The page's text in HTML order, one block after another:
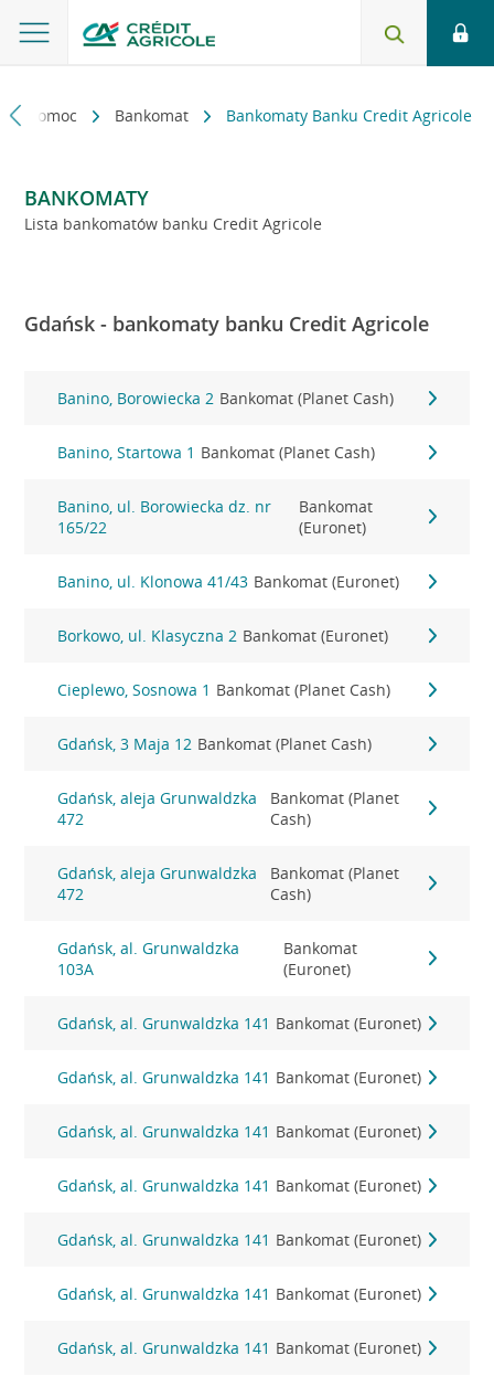
i pomoc Bankomat Bankomaty Banku Credit Agricole
BANKOMATY
Lista bankomatów banku Credit Agricole
Gdańsk - bankomaty banku Credit Agricole
Banino, Borowiecka 2 Bankomat (Planet Cash)
Banino, Startowa 1 Bankomat (Planet Cash)
Banino, ul. Borowiecka dz. nr
165/22
Bankomat
(Euronet)
Banino, ul. Klonowa 41/43 Bankomat (Euronet)
Borkowo, ul. Klasyczna 2 Bankomat (Euronet)
Cieplewo, Sosnowa 1 Bankomat (Planet Cash)
Gdańsk, 3 Maja 12 Bankomat (Planet Cash)
Gdańsk, aleja Grunwaldzka
472
Bankomat (Planet
Cash)
Gdańsk, aleja Grunwaldzka
472
Bankomat (Planet
Cash)
Gdańsk, al. Grunwaldzka
103A
Bankomat
(Euronet)
Gdańsk, al. Grunwaldzka 141 Bankomat (Euronet)
Gdańsk, al. Grunwaldzka 141 Bankomat (Euronet)
Gdańsk, al. Grunwaldzka 141 Bankomat (Euronet)
Gdańsk, al. Grunwaldzka 141 Bankomat (Euronet)
Gdańsk, al. Grunwaldzka 141 Bankomat (Euronet)
Gdańsk, al. Grunwaldzka 141 Bankomat (Euronet)
Gdańsk, al. Grunwaldzka 141 Bankomat (Euronet)